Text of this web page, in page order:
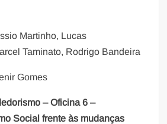
Martinho, Lucas
Taminato, Rodrigo Bandeira
Gomes
– Oficina 6 –
Social frente às mudanças